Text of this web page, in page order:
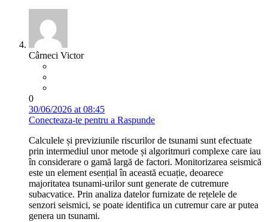
Cârneci Victor
0
30/06/2026 at 08:45
Conecteaza-te pentru a Raspunde
Calculele și previziunile riscurilor de tsunami sunt efectuate
prin intermediul unor metode și algoritmuri complexe care iau
în considerare o gamă largă de factori. Monitorizarea seismică
este un element esențial în această ecuație, deoarece
majoritatea tsunami-urilor sunt generate de cutremure
subacvatice. Prin analiza datelor furnizate de rețelele de
senzori seismici, se poate identifica un cutremur care ar putea
genera un tsunami.